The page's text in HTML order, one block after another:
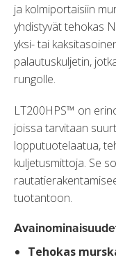
ja kolmiportaisiin
yhdistyvät tehokas
yksi- tai
palautuskuljetin,
rungolle.
LT200HPS™ on
joissa tarvitaan
lopputuotelaatua,
kuljetusmittoja. Se
tuotantoon.
Tehokas